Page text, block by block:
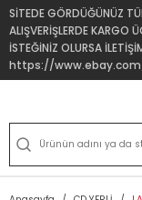
SİTEDE GÖRDÜĞÜNÜZ
ALIŞVERİŞLERDE KARGO
İSTEĞİNİZ OLURSA
https://